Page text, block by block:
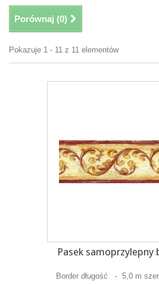
Porównaj (0)
Pokazuje 1 - 11 z 11 elementów
Pasek samoprzylepny
Border długość - 5,0 m